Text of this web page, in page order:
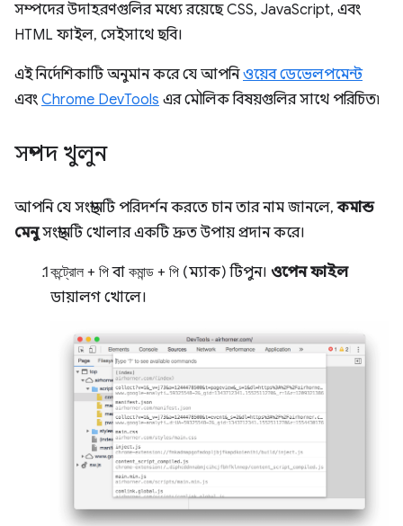
সম্পদের উদাহরণগুলির মধ্যে রয়েছে CSS, JavaScript, এবং
HTML ফাইল, সেইসাথে ছবি।
এই নির্দেশিকাটি অনুমান করে যে আপনিওয়েব ডেভেলপমেন্ট
এবং Chrome DevTools এর মৌলিক বিষয়গুলির সাথে পরিচিত৷
সম্পদ খুলুন
আপনি যে সংস্থানটি পরিদর্শন করতে চান তার নাম জানলে,কমান্ড
মেনুসংস্থানটি খোলার একটি দ্রুত উপায় প্রদান করে।
কন্ট্রোল + পিবা কমান্ড + পি (ম্যাক) টিপুন। ওপেন ফাইল
ডায়ালগ খোলে।